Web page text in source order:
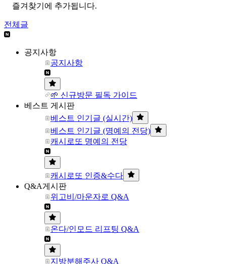
즐겨찾기에 추가됩니다.
전체글
공지사항
공지사항
🌱 신규방문 필독 가이드
베스트 게시판
베스트 인기글 (실시간)
베스트 인기글 (명예의 전당)
캐시로또 명예의 전당
캐시로또 인증&수다
Q&A게시판
위고비/마운자로 Q&A
온다/인모드 리프팅 Q&A
지방분해주사 Q&A